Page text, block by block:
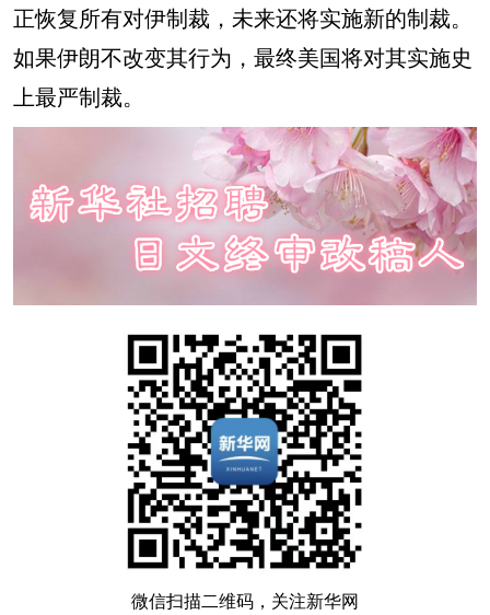
正恢复所有对伊制裁，未来还将实施新的制裁。
如果伊朗不改变其行为，最终美国将对其实施史
上最严制裁。
微信扫描二维码，关注新华网